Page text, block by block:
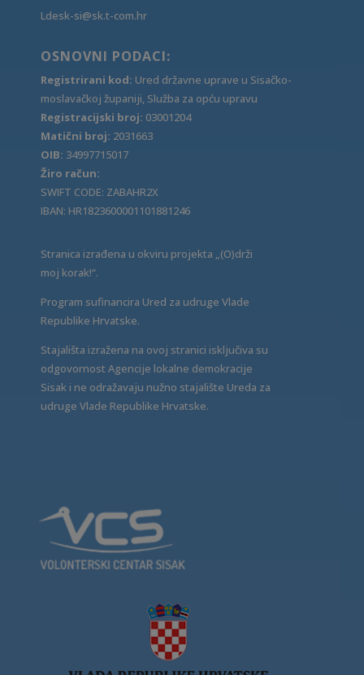
Ldesk-si@sk.t-com.hr
OSNOVNI PODACI:
Registrirani kod: Ured državne uprave u Sisačko-
moslavačkoj županiji, Služba za opću upravu
Registracijski broj: 03001204
Matični broj: 2031663
OIB: 34997715017
Žiro račun:
SWIFT CODE: ZABAHR2X
IBAN: HR1823600001101881246
Stranica izrađena u okviru projekta „(O)drži
moj korak!“.
Program sufinancira Ured za udruge Vlade
Republike Hrvatske.
Stajališta izražena na ovoj stranici isključiva su
odgovornost Agencije lokalne demokracije
Sisak i ne odražavaju nužno stajalište Ureda za
udruge Vlade Republike Hrvatske.